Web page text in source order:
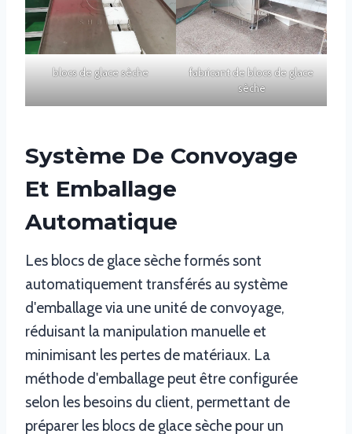
blocs de glace sèche
fabricant de blocs de glace
sèche
Système De Convoyage
Et Emballage
Automatique
Les blocs de glace sèche formés sont
automatiquement transférés au système
d'emballage via une unité de convoyage,
réduisant la manipulation manuelle et
minimisant les pertes de matériaux. La
méthode d'emballage peut être configurée
selon les besoins du client, permettant de
préparer les blocs de glace sèche pour un